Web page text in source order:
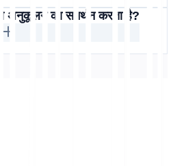
अनुकूलन का समर्थन करता है?